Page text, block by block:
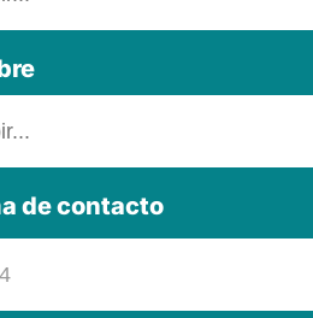
de contacto